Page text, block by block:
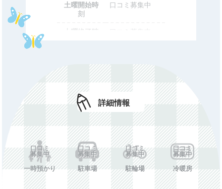
土曜開始時
刻
口コミ募集中
休所日 口コミ募集中
初期費用 口コミ募集中
年額費用 口コミ募集中
費用備考 口コミ募集中
ホームペー
ジ
口コミ募集中
施設情報を投稿する
詳細情報
口コミ
募集中
一時預かり
口コミ
募集中
駐車場
口コミ
募集中
駐輪場
口コミ
募集中
冷暖房